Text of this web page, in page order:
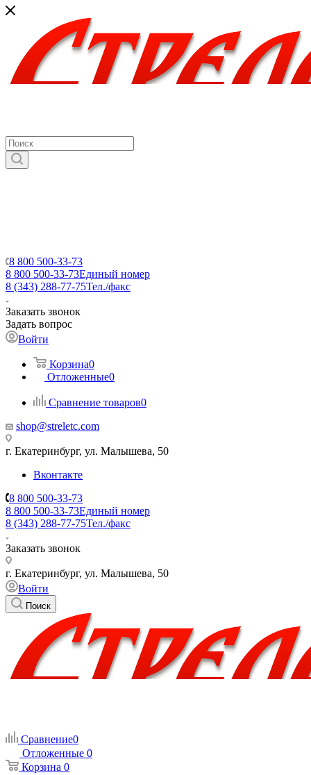
8 800 500-33-73
8 800 500-33-73Единый номер
8 (343) 288-77-75Тел./факс
Заказать звонок
Задать вопрос
Войти
Корзина0
Отложенные0
Сравнение товаров0
shop@streletc.com
г. Екатеринбург, ул. Малышева, 50
Вконтакте
8 800 500-33-73
8 800 500-33-73Единый номер
8 (343) 288-77-75Тел./факс
Заказать звонок
г. Екатеринбург, ул. Малышева, 50
Войти
Поиск
Сравнение0
Отложенные 0
Корзина 0